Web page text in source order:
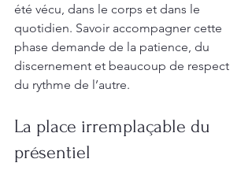
été vécu, dans le corps et dans le
quotidien. Savoir accompagner cette
phase demande de la patience, du
discernement et beaucoup de respect
du rythme de l’autre.
La place irremplaçable du
présentiel